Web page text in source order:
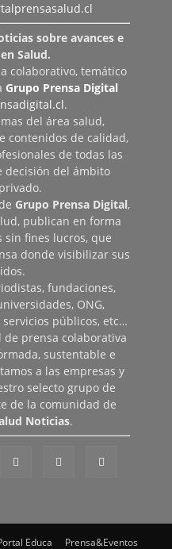
sobre avances e
Salud.
colaborativo, temático
Grupo Prensa Digital
.
del área salud,
contenidos de calidad,
de todas las
decisión del ámbito
Grupo Prensa Digital,
publican en forma
fines lucros, que
donde visibilizar sus
fundaciones,
ONG,
públicos, etc…
prensa colaborativa
sustentable e
a las empresas y
selecto grupo de
de la comunidad de
Noticias.
Educa Prensa&Eventos